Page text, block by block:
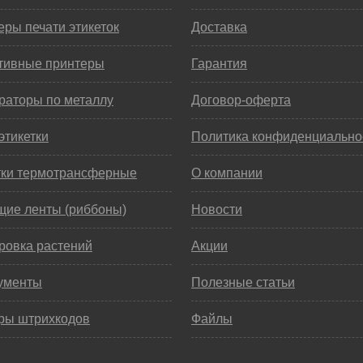
печати этикеток
принтеры
по металлу
термотрансферные
ленты (риббоны)
растений
штрихкодов
Доставка
Гарантия
Договор-оферта
Политика
О компании
Новости
Акции
Полезные статьи
Файлы